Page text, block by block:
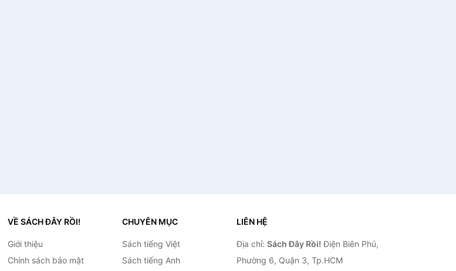
VỀ SÁCH ĐÂY RỒI!
Giới thiệu
Chính sách bảo mật
CHUYÊN MỤC
Sách tiếng Việt
Sách tiếng Anh
LIÊN HỆ
Địa chỉ: Sách Đây Rồi! Điện Biên Phủ,
Phường 6, Quận 3, Tp.HCM